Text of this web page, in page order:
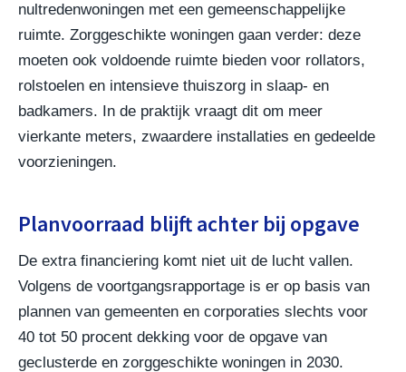
nultredenwoningen met een gemeenschappelijke
ruimte. Zorggeschikte woningen gaan verder: deze
moeten ook voldoende ruimte bieden voor rollators,
rolstoelen en intensieve thuiszorg in slaap- en
badkamers. In de praktijk vraagt dit om meer
vierkante meters, zwaardere installaties en gedeelde
voorzieningen.
Planvoorraad blijft achter bij opgave
De extra financiering komt niet uit de lucht vallen.
Volgens de voortgangsrapportage is er op basis van
plannen van gemeenten en corporaties slechts voor
40 tot 50 procent dekking voor de opgave van
geclusterde en zorggeschikte woningen in 2030.